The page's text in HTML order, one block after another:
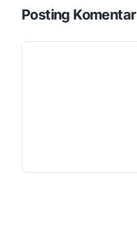
Posting Komentar